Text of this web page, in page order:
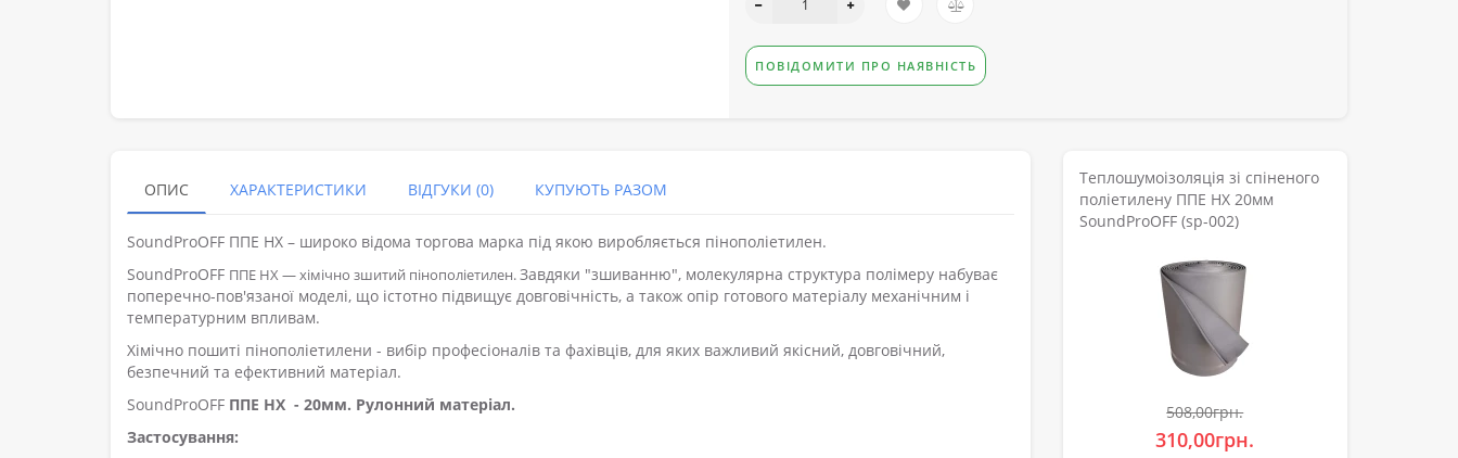
ПОВІДОМИТИ ПРО НАЯВНІСТЬ
ОПИС ХАРАКТЕРИСТИКИ ВІДГУКИ (0) КУПУЮТЬ РАЗОМ
SoundProOFF ППЕ НХ – широко відома торгова марка під якою виробляється пінополіетилен.
SoundProOFF ППЕ НХ — хімічно зшитий пінополіетилен.Завдяки "зшиванню", молекулярна структура полімеру набуває
поперечно-пов'язаної моделі, що істотно підвищує довговічність, а також опір готового матеріалу механічним і
температурним впливам.
Хімічно пошиті пінополіетилени - вибір професіоналів та фахівців, для яких важливий якісний, довговічний,
безпечний та ефективний матеріал.
SoundProOFF ППЕ НХ - 20мм. Рулонний матеріал.
Застосування:
Теплошумоізоляція зі спіненого
поліетилену ППЕ НХ 20мм
SoundProOFF (sp-002)
508,00грн.
310,00грн.